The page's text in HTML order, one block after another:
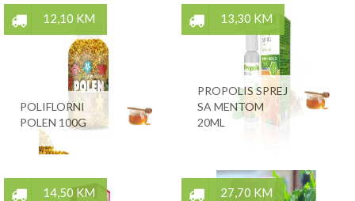
12,10 KM
POLIFLORNI
POLEN 100G
13,30 KM
PROPOLIS SPREJ
SA MENTOM
20ML
14,50 KM 27,70 KM